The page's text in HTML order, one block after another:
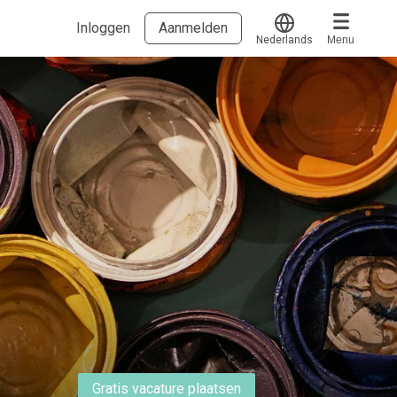
Voucher verzilveren
Account en hulp
Start met leren
klantenservice@hobp.nl
Inloggen
Meer
Blogs
Erkend NRTO lid
Over Zeist.works
Veel gestelde vragen.....
Voorwaarden & Privacy
Inloggen Aanmelden
Translate
Nederlands Menu
Gratis vacature plaatsen